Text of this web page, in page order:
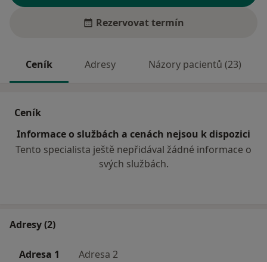
Rezervovat termín
Ceník Adresy Názory pacientů (23)
Ceník
Informace o službách a cenách nejsou k dispozici
Tento specialista ještě nepřidával žádné informace o
svých službách.
Adresy (2)
Adresa 1 Adresa 2